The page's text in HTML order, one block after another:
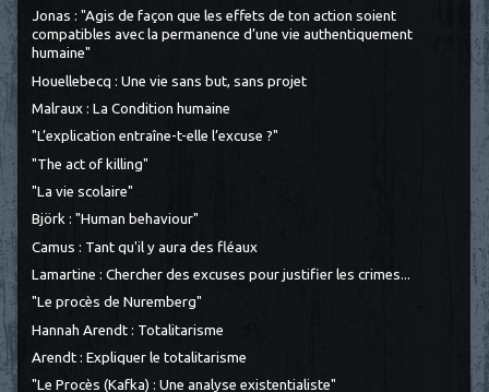
Jonas : "Agis de façon que les effets de ton action soient
compatibles avec la permanence d’une vie authentiquement
humaine"
Houellebecq : Une vie sans but, sans projet
Malraux : La Condition humaine
"L’explication entraîne-t-elle l’excuse ?"
"The act of killing"
"La vie scolaire"
Björk : "Human behaviour"
Camus : Tant qu'il y aura des fléaux
Lamartine : Chercher des excuses pour justifier les crimes...
"Le procès de Nuremberg"
Hannah Arendt : Totalitarisme
Arendt : Expliquer le totalitarisme
"Le Procès (Kafka) : Une analyse existentialiste"